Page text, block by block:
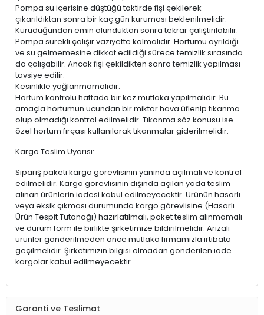
Pompa su içerisine düştüğü taktirde fişi çekilerek
çıkarıldıktan sonra bir kaç gün kuruması beklenilmelidir.
Kuruduğundan emin olunduktan sonra tekrar çalıştırılabilir.
Pompa sürekli çalışır vaziyette kalmalıdır. Hortumu ayrıldığı
ve su gelmemesine dikkat edildiği sürece temizlik sırasında
da çalışabilir. Ancak fişi çekildikten sonra temizlik yapılması
tavsiye edilir.
Kesinlikle yağlanmamalıdır.
Hortum kontrolü haftada bir kez mutlaka yapılmalıdır. Bu
amaçla hortumun ucundan bir miktar hava üflenip tıkanma
olup olmadığı kontrol edilmelidir. Tıkanma söz konusu ise
özel hortum fırçası kullanılarak tıkanmalar giderilmelidir.
Kargo Teslim Uyarısı:
Sipariş paketi kargo görevlisinin yanında açılmalı ve kontrol
edilmelidir. Kargo görevlisinin dışında açılan yada teslim
alınan ürünlerin iadesi kabul edilmeyecektir. Ürünün hasarlı
veya eksik çıkması durumunda kargo görevlisine (Hasarlı
Ürün Tespit Tutanağı) hazırlatılmalı, paket teslim alınmamalı
ve durum form ile birlikte şirketimize bildirilmelidir. Arızalı
ürünler gönderilmeden önce mutlaka firmamızla irtibata
geçilmelidir. Şirketimizin bilgisi olmadan gönderilen iade
kargolar kabul edilmeyecektir.
Garanti ve Teslimat